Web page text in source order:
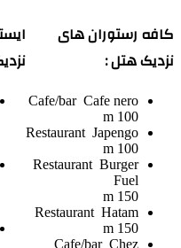
کافه رستوران های
نزدیک هتل :
Cafe/bar Cafe nero
100 m
Restaurant Japengo
100 m
Restaurant Burger
Fuel
150 m
Restaurant Hatam
150 m
Cafe/bar Chez